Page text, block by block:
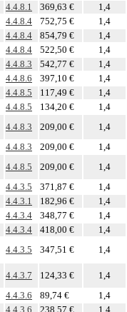
4.4.8.1 369,63 € 1,4
4.4.8.4 752,75 € 1,4
4.4.8.4 854,79 € 1,4
4.4.8.4 522,50 € 1,4
4.4.8.3 542,77 € 1,4
4.4.8.6 397,10 € 1,4
4.4.8.5 117,49 € 1,4
4.4.8.5 134,20 € 1,4
4.4.8.3 209,00 € 1,4
4.4.8.3 209,00 € 1,4
4.4.8.5 209,00 € 1,4
4.4.3.5 371,87 € 1,4
4.4.3.1 182,96 € 1,4
4.4.3.4 348,77 € 1,4
4.4.3.4 418,00 € 1,4
4.4.3.5 347,51 € 1,4
4.4.3.7 124,33 € 1,4
4.4.3.6 89,74 € 1,4
4.4.3.6 238,57 € 1,4